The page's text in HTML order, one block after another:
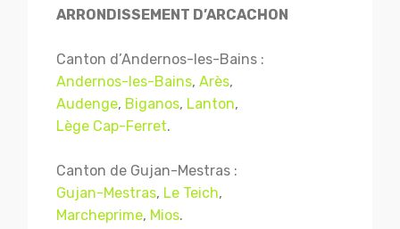
ARRONDISSEMENT D’ARCACHON
Canton d’Andernos-les-Bains :
Andernos-les-Bains, Arès,
Audenge, Biganos, Lanton,
Lège Cap-Ferret.
Canton de Gujan-Mestras :
Gujan-Mestras, Le Teich,
Marcheprime, Mios.